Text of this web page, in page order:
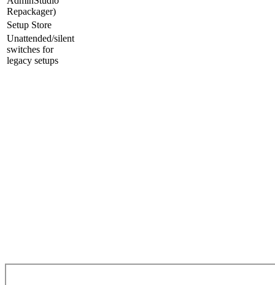
Repackager)
Setup Store
Unattended/silent
switches for
legacy setups